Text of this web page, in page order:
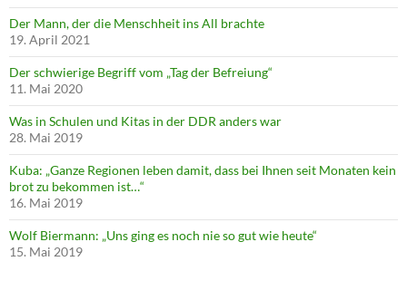
Der Mann, der die Menschheit ins All brachte
19. April 2021
Der schwierige Begriff vom „Tag der Befreiung“
11. Mai 2020
Was in Schulen und Kitas in der DDR anders war
28. Mai 2019
Kuba: „Ganze Regionen leben damit, dass bei Ihnen seit Monaten kein
brot zu bekommen ist…“
16. Mai 2019
Wolf Biermann: „Uns ging es noch nie so gut wie heute“
15. Mai 2019